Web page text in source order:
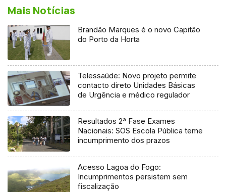
Mais Notícias
Brandão Marques é o novo Capitão
do Porto da Horta
Telessaúde: Novo projeto permite
contacto direto Unidades Básicas
de Urgência e médico regulador
Resultados 2ª Fase Exames
Nacionais: SOS Escola Pública teme
incumprimento dos prazos
Acesso Lagoa do Fogo:
Incumprimentos persistem sem
fiscalização